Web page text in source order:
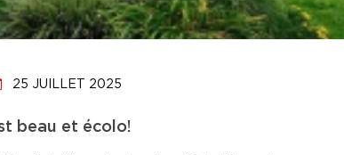
25 JUILLET 2025
beau et écolo!